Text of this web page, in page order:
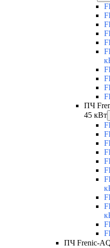
ПЧ
45 кВт
ПЧ Frenic-